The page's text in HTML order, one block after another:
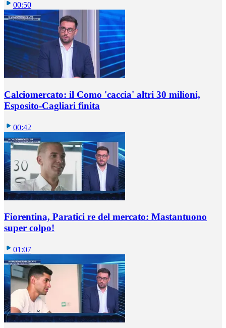
00:50
Calciomercato: il Como 'caccia' altri 30 milioni,
Esposito-Cagliari finita
00:42
Fiorentina, Paratici re del mercato: Mastantuono
super colpo!
01:07